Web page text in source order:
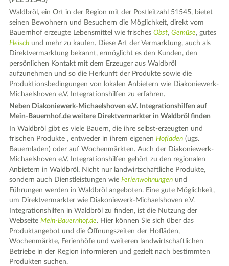
Waldbröl, ein Ort in der Region mit der Postleitzahl 51545, bietet
seinen Bewohnern und Besuchern die Möglichkeit, direkt vom
Bauernhof erzeugte Lebensmittel wie frischesObst,Gemüse, gutes
Fleisch und mehr zu kaufen. Diese Art der Vermarktung, auch als
Direktvermarktung bekannt, ermöglicht es den Kunden, den
persönlichen Kontakt mit dem Erzeuger aus Waldbröl
aufzunehmen und so die Herkunft der Produkte sowie die
Produktionsbedingungen von lokalen Anbietern wie Diakoniewerk-
Michaelshoven e.V. Integrationshilfen zu erfahren.
Neben Diakoniewerk-Michaelshoven e.V. Integrationshilfen auf
Mein-Bauernhof.de weitere Direktvermarkter in Waldbröl finden
In Waldbröl gibt es viele Bauern, die ihre selbst-erzeugten und
frischen Produkte , entweder in ihrem eigenenHofladen (ugs.
Bauernladen) oder auf Wochenmärkten. Auch der Diakoniewerk-
Michaelshoven e.V. Integrationshilfen gehört zu den regionalen
Anbietern in Waldbröl. Nicht nur landwirtschaftliche Produkte,
sondern auch Dienstleistungen wieFerienwohnungen und
Führungen werden in Waldbröl angeboten. Eine gute Möglichkeit,
um Direktvermarkter wie Diakoniewerk-Michaelshoven e.V.
Integrationshilfen in Waldbröl zu finden, ist die Nutzung der
WebseiteMein-Bauernhof.de. Hier können Sie sich über das
Produktangebot und die Öffnungszeiten der Hofläden,
Wochenmärkte, Ferienhöfe und weiteren landwirtschaftlichen
Betriebe in der Region informieren und gezielt nach bestimmten
Produkten suchen.